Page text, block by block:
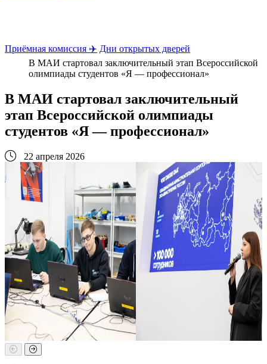
Приёмная комиссия ✈️ Дни открытых дверей
В МАИ стартовал заключительный этап Всероссийской
олимпиады студентов «Я — профессионал»
В МАИ стартовал заключительный
этап Всероссийской олимпиады
студентов «Я — профессионал»
22 апреля 2026